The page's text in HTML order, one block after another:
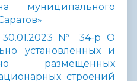
муниципального
30.01.2023 № 34-р О
установленных и
размещенных
строений